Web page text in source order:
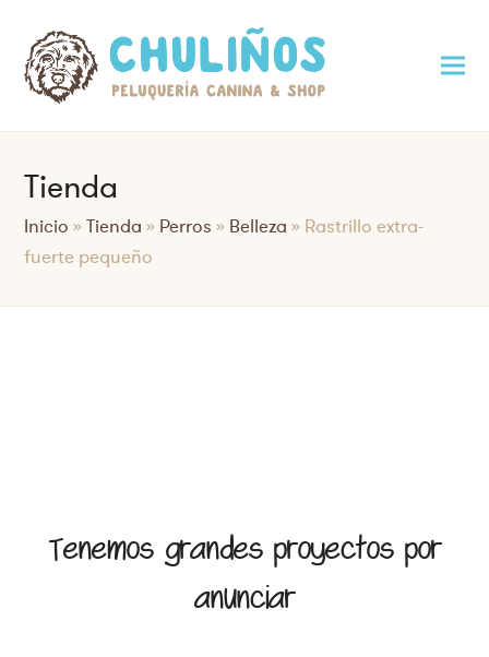
Tienda
Inicio »Tienda » Perros » Belleza » Rastrillo extra-
fuerte pequeño
Tenemos grandes proyectos por
anunciar